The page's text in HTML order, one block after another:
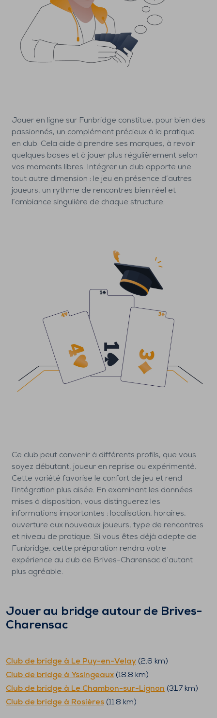
Jouer en ligne sur Funbridge constitue, pour bien des
passionnés, un complément précieux à la pratique
en club. Cela aide à prendre ses marques, à revoir
quelques bases et à jouer plus régulièrement selon
vos moments libres. Intégrer un club apporte une
tout autre dimension : le jeu en présence d’autres
joueurs, un rythme de rencontres bien réel et
l’ambiance singulière de chaque structure.
Ce club peut convenir à différents profils, que vous
soyez débutant, joueur en reprise ou expérimenté.
Cette variété favorise le confort de jeu et rend
l’intégration plus aisée. En examinant les données
mises à disposition, vous distinguerez les
informations importantes : localisation, horaires,
ouverture aux nouveaux joueurs, type de rencontres
et niveau de pratique. Si vous êtes déjà adepte de
Funbridge, cette préparation rendra votre
expérience au club de Brives-Charensac d’autant
plus agréable.
Jouer au bridge autour de Brives-
Charensac
Club de bridge à Le Puy-en-Velay (2.6 km)
Club de bridge à Yssingeaux (18.8 km)
Club de bridge à Le Chambon-sur-Lignon (31.7 km)
Club de bridge à Rosières (11.8 km)